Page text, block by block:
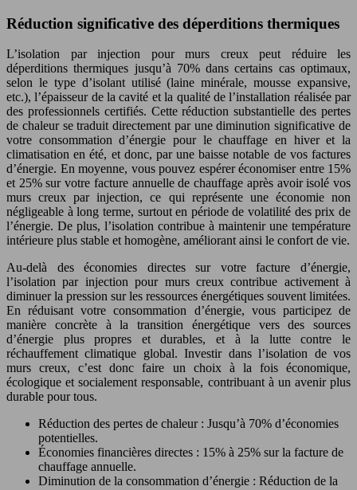
Réduction significative des déperditions thermiques
L’isolation par injection pour murs creux peut réduire les
déperditions thermiques jusqu’à 70% dans certains cas optimaux,
selon le type d’isolant utilisé (laine minérale, mousse expansive,
etc.), l’épaisseur de la cavité et la qualité de l’installation réalisée par
des professionnels certifiés. Cette réduction substantielle des pertes
de chaleur se traduit directement par une diminution significative de
votre consommation d’énergie pour le chauffage en hiver et la
climatisation en été, et donc, par une baisse notable de vos factures
d’énergie. En moyenne, vous pouvez espérer économiser entre 15%
et 25% sur votre facture annuelle de chauffage après avoir isolé vos
murs creux par injection, ce qui représente une économie non
négligeable à long terme, surtout en période de volatilité des prix de
l’énergie. De plus, l’isolation contribue à maintenir une température
intérieure plus stable et homogène, améliorant ainsi le confort de vie.
Au-delà des économies directes sur votre facture d’énergie,
l’isolation par injection pour murs creux contribue activement à
diminuer la pression sur les ressources énergétiques souvent limitées.
En réduisant votre consommation d’énergie, vous participez de
manière concrète à la transition énergétique vers des sources
d’énergie plus propres et durables, et à la lutte contre le
réchauffement climatique global. Investir dans l’isolation de vos
murs creux, c’est donc faire un choix à la fois économique,
écologique et socialement responsable, contribuant à un avenir plus
durable pour tous.
Réduction des pertes de chaleur : Jusqu’à 70% d’économies
potentielles.
Économies financières directes : 15% à 25% sur la facture de
chauffage annuelle.
Diminution de la consommation d’énergie : Réduction de la